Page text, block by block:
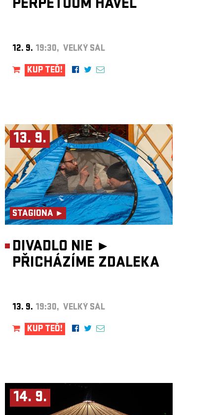
PERPETUUM HAVEL
12. 9. 19:30, VELKÝ SÁL
KUP TEĎ!
13. 9.
STAGIONA ►
DIVADLO NIE ►
PŘICHÁZÍME ZDALEKA
13. 9. 19:30, VELKÝ SÁL
KUP TEĎ!
14. 9.